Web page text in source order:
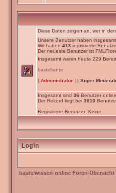
Diese Daten zeigen an, wer in
Unsere Benutzer haben insgesamt
Wir haben 413 registrierte
Der neueste Benutzer ist
Insgesamt waren heute 229
basteltante
[ Administrator ] [ Super
Insgesamt sind 36 Benutzer
Der Rekord liegt bei 3010
Registrierte Benutzer: Keine
Login
bastelwissen-online Foren-Übersicht